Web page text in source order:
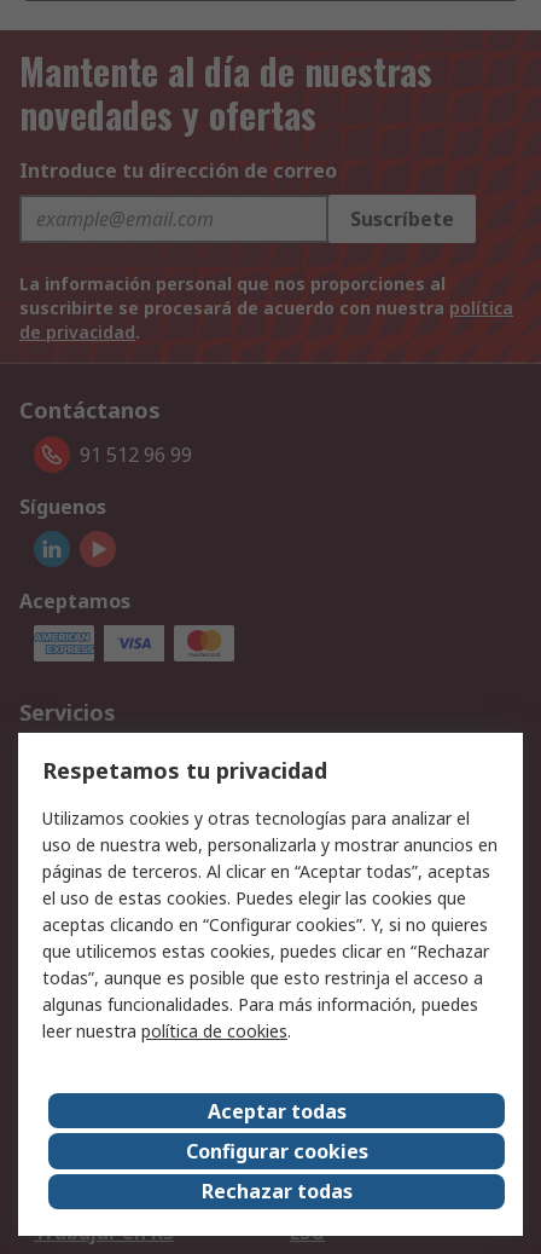
Mantente al día de nuestras
novedades y ofertas
Introduce tu dirección de correo
Suscríbete
La información personal que nos proporciones al
suscribirte se procesará de acuerdo con nuestra política
de privacidad.
Contáctanos
91 512 96 99
Síguenos
Aceptamos
Servicios
Cómo realizar pedidos
Devoluciones
Facturación y pago
Ofertas
Soporte técnico
Legal
Aviso legal
Política de privacidad -
Actualizada
Política sobre cookies
Seguridad de emails
Certificaciones de
Condiciones de venta
Acerca de RS
Acerca de RS
RS Group
RS en el mundo
Sala de prensa
Trabajar en RS
ESG
Respetamos tu privacidad
Utilizamos cookies y otras tecnologías para analizar el
uso de nuestra web, personalizarla y mostrar anuncios en
páginas de terceros. Al clicar en “Aceptar todas”, aceptas
el uso de estas cookies. Puedes elegir las cookies que
aceptas clicando en “Configurar cookies”. Y, si no quieres
que utilicemos estas cookies, puedes clicar en “Rechazar
todas”, aunque es posible que esto restrinja el acceso a
algunas funcionalidades. Para más información, puedes
leer nuestra política de cookies.
Aceptar todas
Configurar cookies
Rechazar todas